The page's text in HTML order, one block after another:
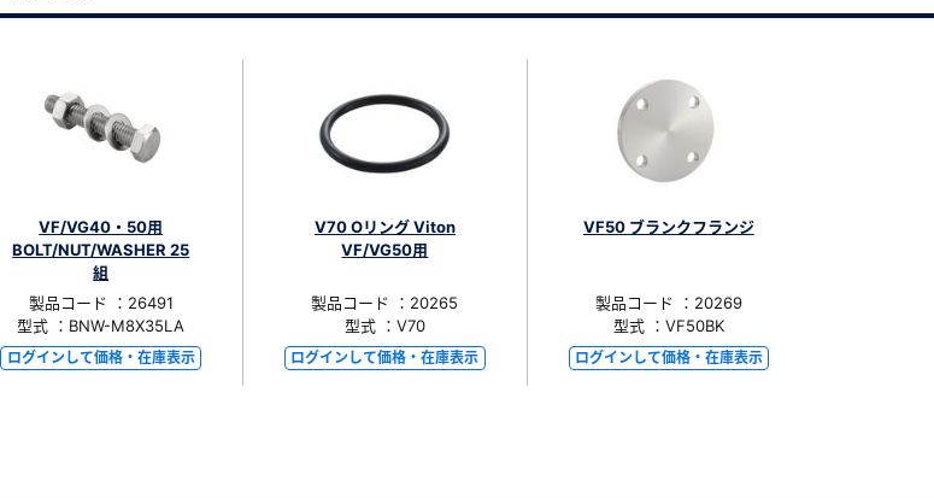
VF/VG40・50用
BOLT/NUT/WASHER 25
組
製品コード ：26491
型式 ：BNW-M8X35LA
ログインして価格・在庫表示
V70 Oリング Viton
VF/VG50用
製品コード ：20265
型式 ：V70
ログインして価格・在庫表示
VF50 ブランクフランジ
製品コード ：20269
型式 ：VF50BK
ログインして価格・在庫表示